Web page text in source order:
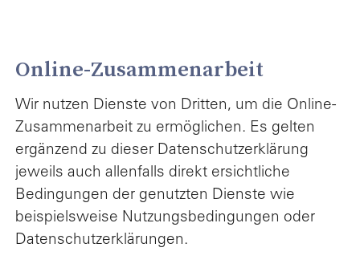
Online-Zusammenarbeit
Wir nutzen Dienste von Dritten, um die Online-
Zusammenarbeit zu ermöglichen. Es gelten
ergänzend zu dieser Datenschutzerklärung
jeweils auch allenfalls direkt ersichtliche
Bedingungen der genutzten Dienste wie
beispielsweise Nutzungsbedingungen oder
Datenschutzerklärungen.